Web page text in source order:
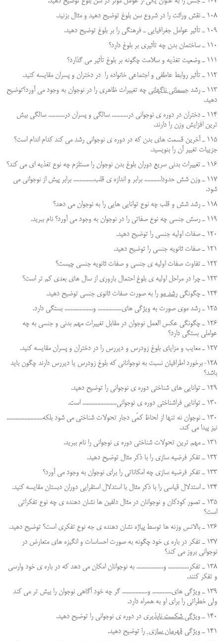
108 ـ نقش وراثت را در شروع سن بلوغ توضيح دهيد و مثال بزنید.
109 ـ تأثير عوامل جغرافيايي ـ فرهنگي را بر بلوغ توضيح دهيد.
110 ـ ساختمان بدن چه تأثيري بر بلوغ دارد؟
111 ـ وضعيت تغذيه و سلامت چگونه بر بلوغ تأثير مي گذارد؟
112 ـ تأثير روابط عاطفي و اجتماعی خانواده را در دختران و پسران مقایسه کنید.
113 ـ رشد
جسماني ناگهاني چه تغييرات ظاهري را در نوجوان به وجود مي آورد؟توضيح
دهيد.
114 ـ دختران در دوره ي نوجواني در........... سالگي و پسران در........... سالگي بيش
ترين افزايش وزن را دارند.
115 ـ آخرين قسمت هاي بدن كه در دوره ي نوجواني رشد مي كند كدام اندام است؟
جزييات تغيير آن را بنويسيد.
116 ـ تغييرات بدني سريع دوران بلوغ بدن نوجوان را مستلزم چه نوع تغذيه اي مي كند؟
117 ـ وزن شش حدودا........... برابر و اندازه ي قلب.............. برابر پيش از نوجواني مي
شود.
118 ـ رشد شش و قلب چه نوع توانايي هايي را به نوجوان مي دهد؟
119 ـ رسش جنسي چه نوع صفاتي را در نوجوان به وجود مي آورد؟ نام ببريد.
120 ـ صفات اوليه جنسي را توضيح دهيد.
121 ـ صفات ثانويه جنسي را توضيح دهيد.
122 ـ تفاوت صفات اوليه ي جنسي و صفات ثانويه جنسي چيست؟
123 ـ چرا در مراحل اوليه ي بلوغ احتمال باروري از سال هاي بعدي كم تر است؟
124 ـ چگونگي
رشد مو را به صورت صفات ثانوي جنسي توضيح دهيد.
125 ـ رشد موي صورت به ويژگي هاي................ و................... بستگي دارد.
126 ـ چگونگي عكس العمل نوجوان در مقابل تغييرات مهم بدني و جنسي به چه
عواملي بستگي دارد؟
127 ـ معايب و مزاياي بلوغ زودرس و ديررس را در دختران و پسران مقايسه كنيد.
128-برخورد اطرافیان نسبت به نوجوانانی که بلوغ زودرس یا دیررس دارند چگون باید
باشد؟
129 ـ توانايي هاي شناختي دوره ي نوجواني را توضيح دهيد.
130 ـ توانايي فراشناختي دوره ي نوجواني....................... است.
130 ـ نوجوان نه تنها از لحاظ كمّي دجار تحولات شناختي مي شود بلكه........................
نيز پيدا مي كند.
131 ـ مهم ترين تحولات شناختي دوره ي نوجواني را نام ببريد.
132 ـ تفكر فرضيه سازي را با ذكر مثال توضيح دهيد.
133 ـ تفكر فرضيه سازي چه امكاناتي را براي نوجوان به وجود مي آورد؟
134 ـ استدلال قياسي را با ذكر مثال با استدلال استقرايي دوران دبستان مقايسه كنيد.
135 ـ تصور كودكان و نوجوانان در مثال دلفين ها نشان دهنده ي چه نوع تفكراتي
است؟
136 ـ بالانس وزنه ها توسط پياژه نشان دهنده ي جه نوع تفكري است؟ توضيح دهيد.
137 ـ تفكر در باره ي خود چگونه به صورت احساسات و انگيزه هاي متعارض در
نوجواني بروز مي كند؟
138 ـ تفكر.............. و.................. به نوجوانان امكان مي دهد كه در باره ي خود وارسي
و تفكر كنند.
139 ـ ويژگي هاي............. و................. گر چه خود آگاهي نوجوان را بيش تر مي كند
ولي خطراتي را براي او به همراه دارد.
140 ـ
ويژگي شكست ناپذيري در دوره ي نوجواني را توضيح دهيد.
141 ـ ويژگي
قهرمان سازي را توضيح دهيد.